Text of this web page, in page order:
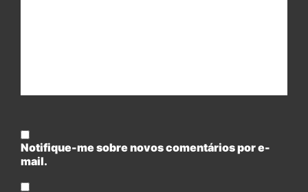
Notifique-me sobre novos comentários por e-
mail.